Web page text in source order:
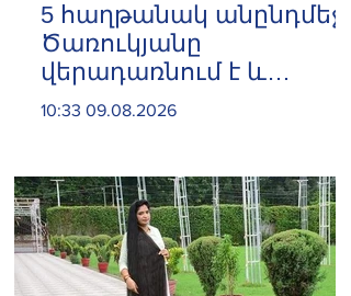
5 հաղթանակ անընդմեջ․
Ծառուկյանը
վերադառնում է և
բացահայտ ֆավորիտ է
10:33 09.08.2026